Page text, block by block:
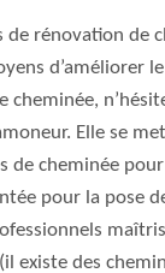
de rénovation de
d’améliorer
cheminée,
Elle se
de cheminée
pour la pose
existe des